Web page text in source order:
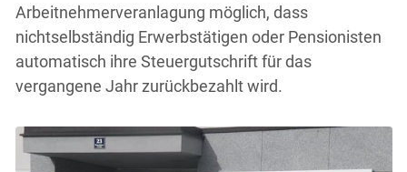
Arbeitnehmerveranlagung möglich, dass
nichtselbständig Erwerbstätigen oder Pensionisten
automatisch ihre Steuergutschrift für das
vergangene Jahr zurückbezahlt wird.